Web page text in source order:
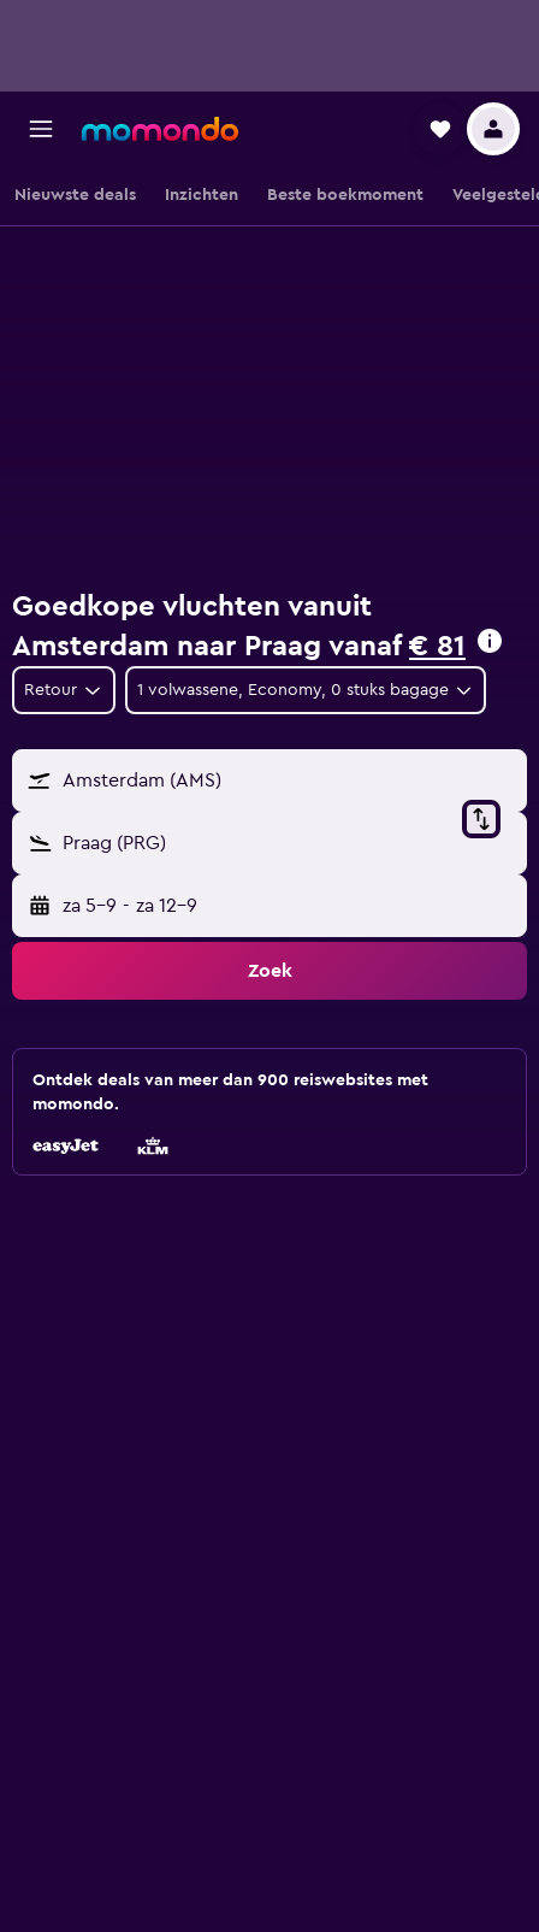
Nieuwste deals Inzichten Beste boekmoment
Goedkope vluchten vanuit
Amsterdam naar Praag vanaf € 81
Retour 1 volwassene, Economy, 0 stuks bagage
Amsterdam (AMS)
Praag (PRG)
za 5-9 - za 12-9
Zoek
Ontdek deals van meer dan 900 reiswebsites met
momondo.